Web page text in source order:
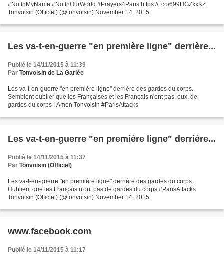
#NotInMyName #NotInOurWorld #Prayers4Paris https://t.co/699HGZxxKZ
Tonvoisin (Officiel) (@tonvoisin) November 14, 2015
Les va-t-en-guerre "en première ligne" derrière...
Publié le 14/11/2015 à 11:39
Par Tonvoisin de La Garlée
Les va-t-en-guerre "en première ligne" derrière des gardes du corps.
Semblent oublier que les Françaises et les Français n'ont pas, eux, de
gardes du corps ! Amen Tonvoisin #ParisAttacks
Les va-t-en-guerre "en première ligne" derrière...
Publié le 14/11/2015 à 11:37
Par Tonvoisin (Officiel)
Les va-t-en-guerre "en première ligne" derrière des gardes du corps.
Oublient que les Français n'ont pas de gardes du corps #ParisAttacks
Tonvoisin (Officiel) (@tonvoisin) November 14, 2015
www.facebook.com
Publié le 14/11/2015 à 11:17